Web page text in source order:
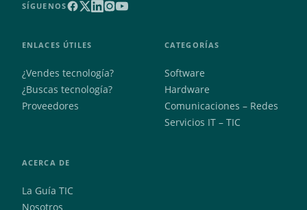
SÍGUENOS
ENLACES ÚTILES
¿Vendes tecnología?
¿Buscas tecnología?
Proveedores
CATEGORÍAS
Software
Hardware
Comunicaciones – Redes
Servicios IT – TIC
ACERCA DE
La Guía TIC
Nosotros